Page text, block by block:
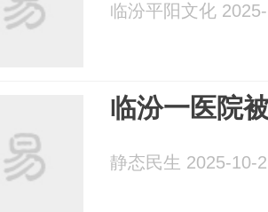
临汾平阳文化
临汾一医院
静态民生 2025-10-